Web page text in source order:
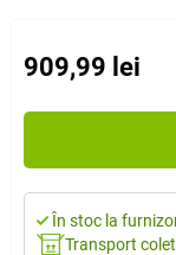
909,99 lei
În stoc la
Transport